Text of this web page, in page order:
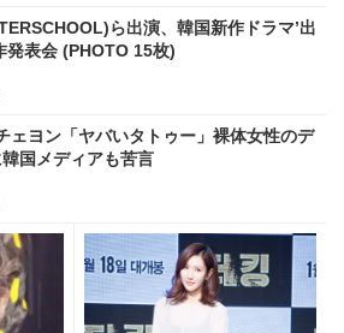
ら出演、韓国新作ドラマ’出
発表会 (PHOTO 15枚)
ェヨン「ヤバいタトゥー」裸体女性のデ
国メディアも苦言